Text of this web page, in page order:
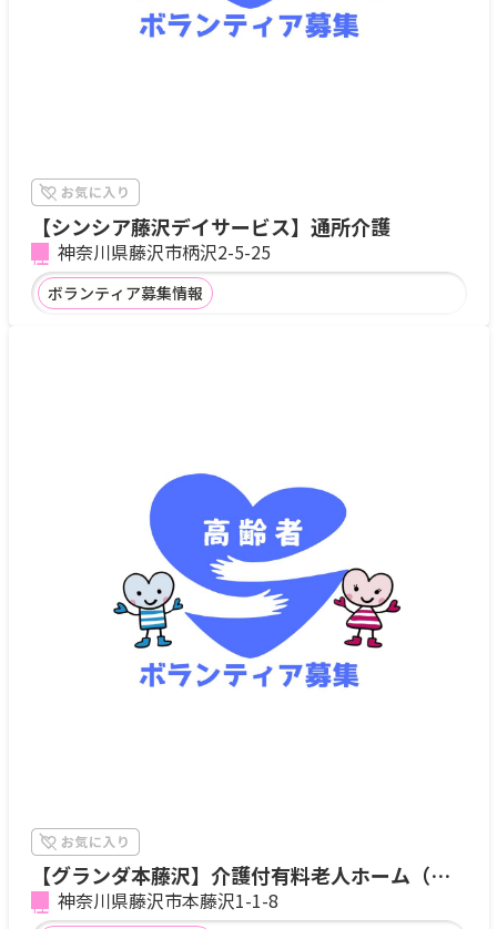
【シンシア藤沢デイサービス】通所介護
神奈川県藤沢市柄沢2-5-25
ボランティア募集情報
【グランダ本藤沢】介護付有料老人ホーム（一
般型特定施設入居者生活介護）
神奈川県藤沢市本藤沢1-1-8